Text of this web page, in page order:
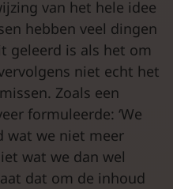
van het hele idee
hebben veel dingen
geleerd is als het om
niet echt het
Zoals een
formuleerde: ‘We
wat we niet meer
wat we dan wel
dat om de inhoud